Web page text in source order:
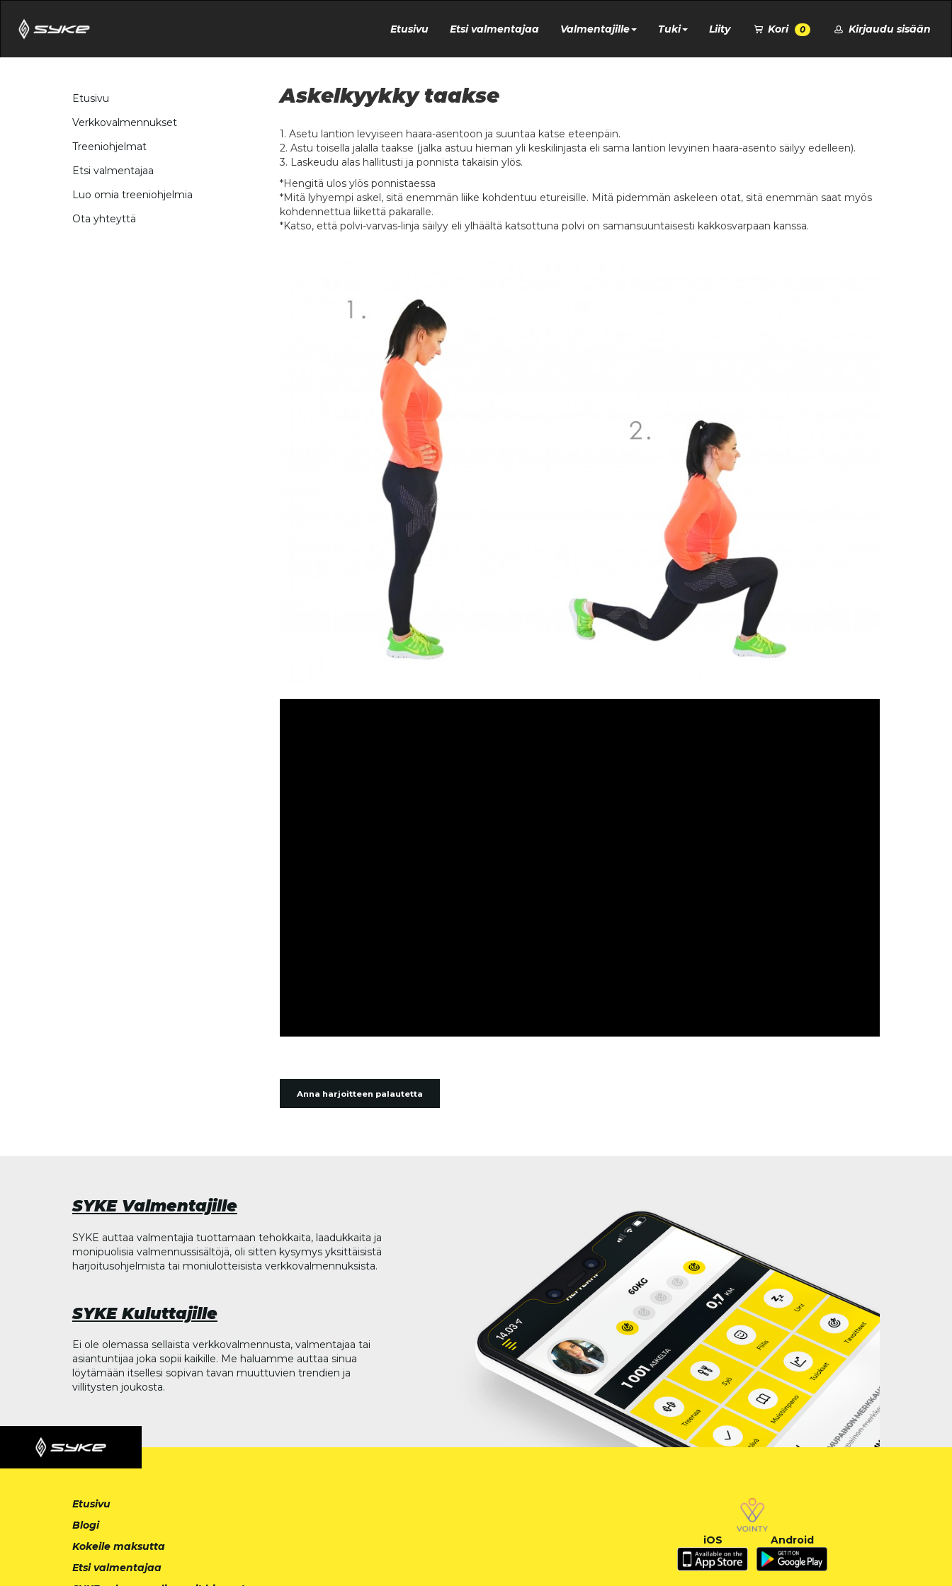
Etusivu Etsi valmentajaa Valmentajille Tuki Liity Kori 0 Kirjaudu sisään
Etusivu
Verkkovalmennukset
Treeniohjelmat
Etsi valmentajaa
Luo omia treeniohjelmia
Ota yhteyttä
Askelkyykky taakse
1. Asetu lantion levyiseen haara-asentoon ja suuntaa katse eteenpäin.
2. Astu toisella jalalla taakse (jalka astuu hieman yli keskilinjasta eli sama lantion levyinen haara-asento säilyy edelleen).
3. Laskeudu alas hallitusti ja ponnista takaisin ylös.
*Hengitä ulos ylös ponnistaessa
*Mitä lyhyempi askel, sitä enemmän liike kohdentuu etureisille. Mitä pidemmän askeleen otat, sitä enemmän saat myös
kohdennettua liikettä pakaralle.
*Katso, että polvi-varvas-linja säilyy eli ylhäältä katsottuna polvi on samansuuntaisesti kakkosvarpaan kanssa.
Anna harjoitteen palautetta
SYKE Valmentajille
SYKE auttaa valmentajia tuottamaan tehokkaita, laadukkaita ja
monipuolisia valmennussisältöjä, oli sitten kysymys yksittäisistä
harjoitusohjelmista tai moniulotteisista verkkovalmennuksista.
SYKE Kuluttajille
Ei ole olemassa sellaista verkkovalmennusta, valmentajaa tai
asiantuntijaa joka sopii kaikille. Me haluamme auttaa sinua
löytämään itsellesi sopivan tavan muuttuvien trendien ja
villitysten joukosta.
Etusivu
Blogi
Kokeile maksutta
Etsi valmentajaa
iOS Android